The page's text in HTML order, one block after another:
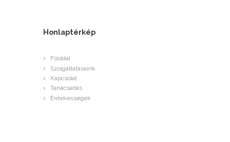
Honlaptérkép
Főoldal
Szolgáltatásaink
Kapcsolat
Tanácsadás
Érdekességek